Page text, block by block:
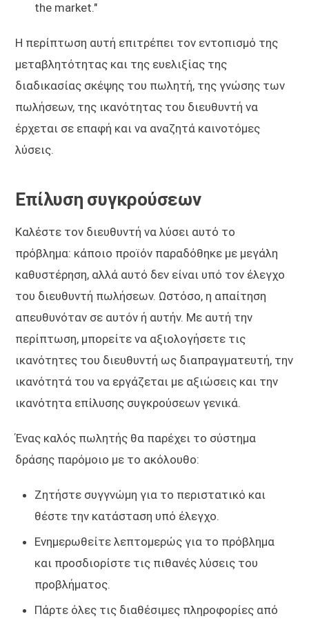
the market."
Η περίπτωση αυτή επιτρέπει τον εντοπισμό της
μεταβλητότητας και της ευελιξίας της
διαδικασίας σκέψης του πωλητή, της γνώσης των
πωλήσεων, της ικανότητας του διευθυντή να
έρχεται σε επαφή και να αναζητά καινοτόμες
λύσεις.
Επίλυση συγκρούσεων
Καλέστε τον διευθυντή να λύσει αυτό το
πρόβλημα: κάποιο προϊόν παραδόθηκε με μεγάλη
καθυστέρηση, αλλά αυτό δεν είναι υπό τον έλεγχο
του διευθυντή πωλήσεων. Ωστόσο, η απαίτηση
απευθυνόταν σε αυτόν ή αυτήν. Με αυτή την
περίπτωση, μπορείτε να αξιολογήσετε τις
ικανότητες του διευθυντή ως διαπραγματευτή, την
ικανότητά του να εργάζεται με αξιώσεις και την
ικανότητα επίλυσης συγκρούσεων γενικά.
Ένας καλός πωλητής θα παρέχει το σύστημα
δράσης παρόμοιο με το ακόλουθο:
Ζητήστε συγγνώμη για το περιστατικό και
θέστε την κατάσταση υπό έλεγχο.
Ενημερωθείτε λεπτομερώς για το πρόβλημα
και προσδιορίστε τις πιθανές λύσεις του
προβλήματος.
Πάρτε όλες τις διαθέσιμες πληροφορίες από